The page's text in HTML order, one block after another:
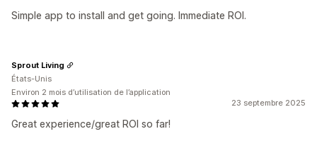
Simple app to install and get going. Immediate ROI.
23 septembre 2025
Great experience/great ROI so far!
Sprout Living
États-Unis
Environ 2 mois d’utilisation de l’application